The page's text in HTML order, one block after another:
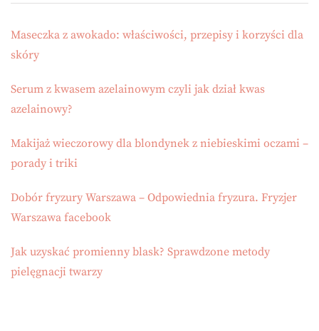
Maseczka z awokado: właściwości, przepisy i korzyści dla
skóry
Serum z kwasem azelainowym czyli jak dział kwas
azelainowy?
Makijaż wieczorowy dla blondynek z niebieskimi oczami –
porady i triki
Dobór fryzury Warszawa – Odpowiednia fryzura. Fryzjer
Warszawa facebook
Jak uzyskać promienny blask? Sprawdzone metody
pielęgnacji twarzy